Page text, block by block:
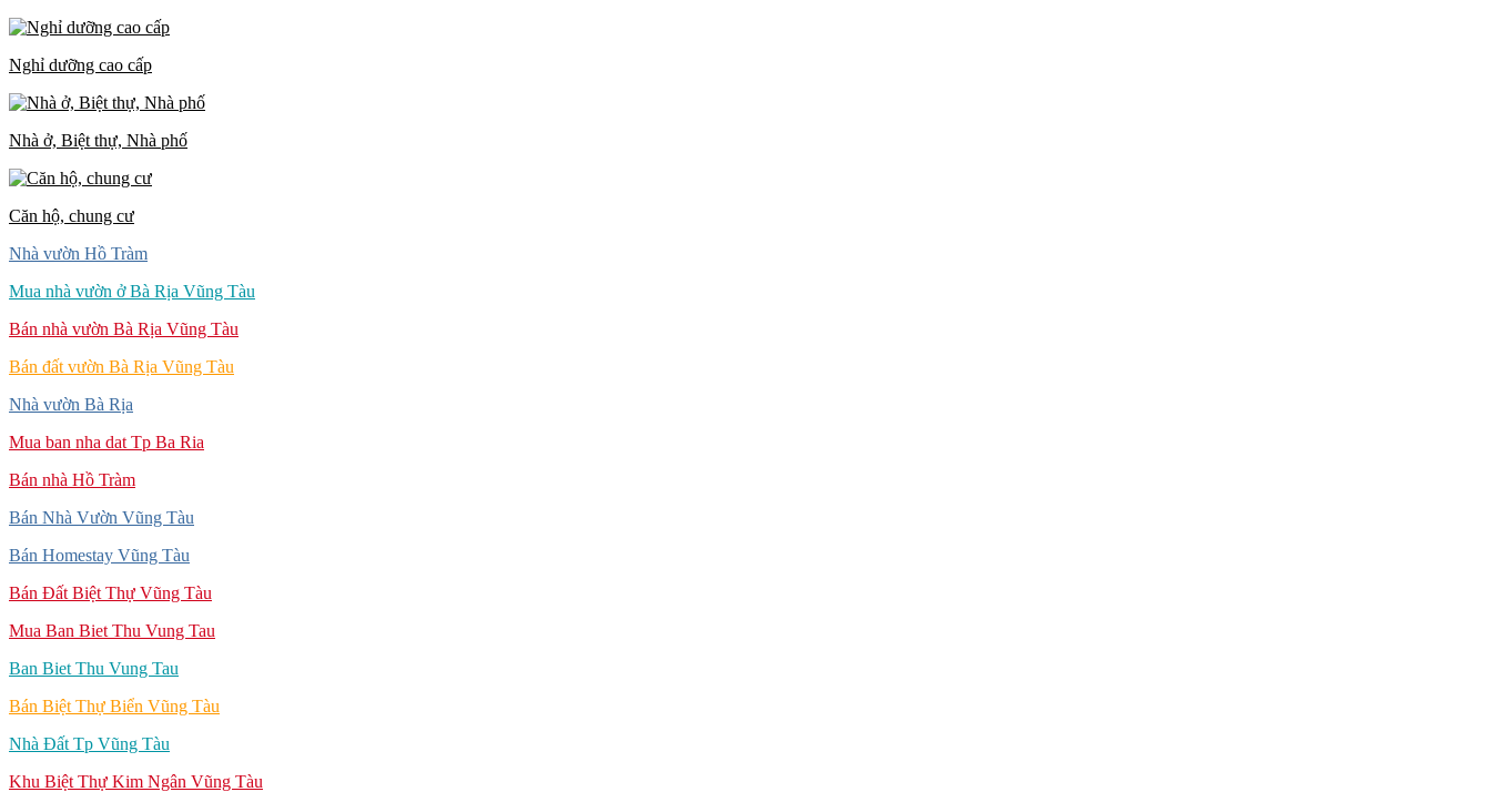
Nghỉ dưỡng cao cấp
Nhà ở, Biệt thự, Nhà phố
Căn hộ, chung cư
Nhà vườn Hồ Tràm
Mua nhà vườn ở Bà Rịa Vũng Tàu
Bán nhà vườn Bà Rịa Vũng Tàu
Bán đất vườn Bà Rịa Vũng Tàu
Nhà vườn Bà Rịa
Mua ban nha dat Tp Ba Ria
Bán nhà Hồ Tràm
Bán Nhà Vườn Vũng Tàu
Bán Homestay Vũng Tàu
Bán Đất Biệt Thự Vũng Tàu
Mua Ban Biet Thu Vung Tau
Ban Biet Thu Vung Tau
Bán Biệt Thự Biển Vũng Tàu
Nhà Đất Tp Vũng Tàu
Khu Biệt Thự Kim Ngân Vũng Tàu